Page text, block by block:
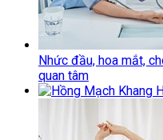
Nhức đầu, hoa mắt,
quan tâm